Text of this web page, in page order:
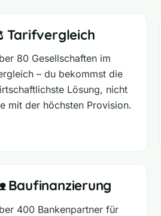
Tarifvergleich
80 Gesellschaften im
– du bekommst die
Lösung, nicht
mit der höchsten Provision.
Baufinanzierung
400 Bankenpartner für